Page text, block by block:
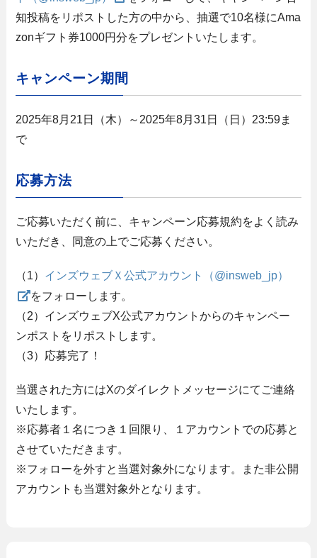
知投稿をリポストした方の中から、抽選で10名様にAma
zonギフト券1000円分をプレゼントいたします。
キャンペーン期間
2025年8月21日（木）～2025年8月31日（日）23:59ま
で
応募方法
ご応募いただく前に、キャンペーン応募規約をよく読み
いただき、同意の上でご応募ください。
（1） インズウェブＸ公式アカウント（@insweb_jp）
をフォローします。
（2）インズウェブX公式アカウントからのキャンペー
ンポストをリポストします。
（3）応募完了！
当選された方にはXのダイレクトメッセージにてご連絡
いたします。
※応募者１名につき１回限り、１アカウントでの応募と
させていただきます。
※フォローを外すと当選対象外になります。また非公開
アカウントも当選対象外となります。